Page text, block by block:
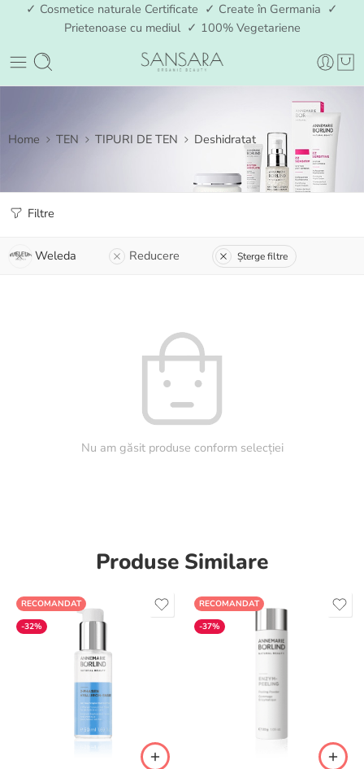
✓ Cosmetice naturale Certificate ✓ Create în Germania ✓
Prietenoase cu mediul ✓ 100% Vegetariene
Home TEN TIPURI DE TEN Deshidratat
Filtre
Weleda Reducere Șterge filtre
Nu am găsit produse conform selecției
Produse Similare
RECOMANDAT
-32%
RECOMANDAT
-37%